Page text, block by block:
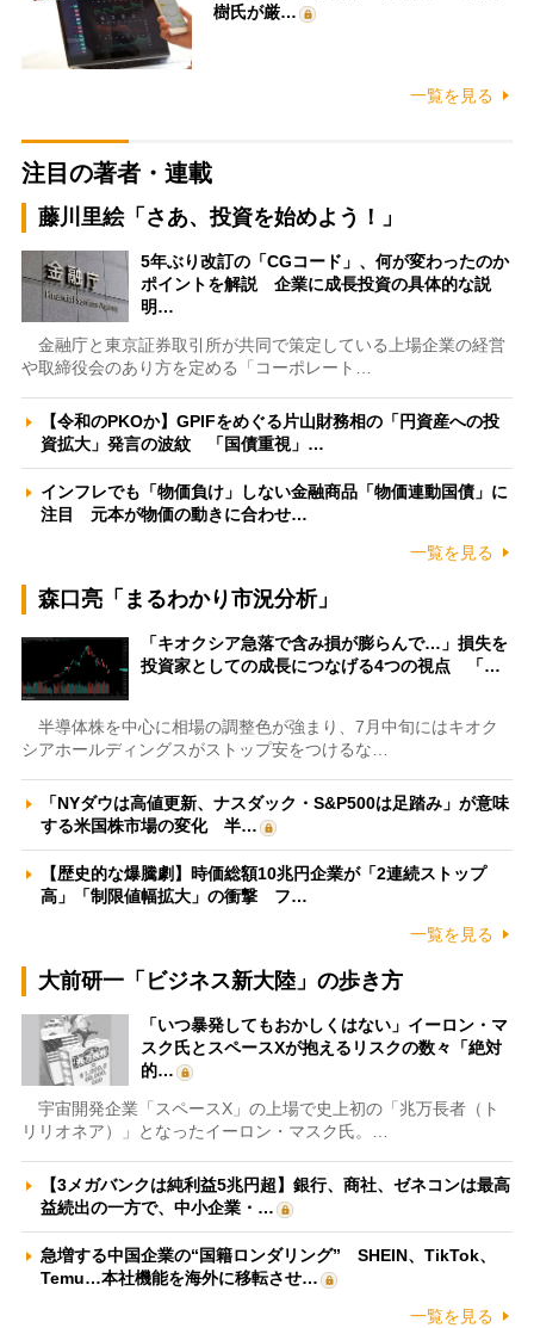
樹氏が厳…
一覧を見る
注目の著者・連載
藤川里絵「さあ、投資を始めよう！」
5年ぶり改訂の「CGコード」、何が変わったのか
ポイントを解説 企業に成長投資の具体的な説
明…
金融庁と東京証券取引所が共同で策定している上場企業の経営
や取締役会のあり方を定める「コーポレート…
【令和のPKOか】GPIFをめぐる片山財務相の「円資産への投
資拡大」発言の波紋 「国債重視」…
インフレでも「物価負け」しない金融商品「物価連動国債」に
注目 元本が物価の動きに合わせ…
一覧を見る
森口亮「まるわかり市況分析」
「キオクシア急落で含み損が膨らんで…」損失を
投資家としての成長につなげる4つの視点 「…
半導体株を中心に相場の調整色が強まり、7月中旬にはキオク
シアホールディングスがストップ安をつけるな…
「NYダウは高値更新、ナスダック・S&P500は足踏み」が意味
する米国株市場の変化 半…
【歴史的な爆騰劇】時価総額10兆円企業が「2連続ストップ
高」「制限値幅拡大」の衝撃 フ…
一覧を見る
大前研一「ビジネス新大陸」の歩き方
「いつ暴発してもおかしくはない」イーロン・マ
スク氏とスペースXが抱えるリスクの数々「絶対
的…
宇宙開発企業「スペースX」の上場で史上初の「兆万長者（ト
リリオネア）」となったイーロン・マスク氏。…
【3メガバンクは純利益5兆円超】銀行、商社、ゼネコンは最高
益続出の一方で、中小企業・…
急増する中国企業の“国籍ロンダリング” SHEIN、TikTok、
Temu…本社機能を海外に移転させ…
一覧を見る